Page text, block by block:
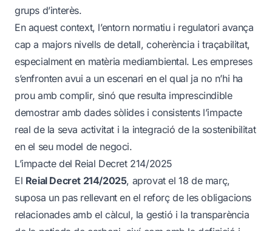
grups d’interès.
En aquest context, l’entorn normatiu i regulatori avança
cap a majors nivells de detall, coherència i traçabilitat,
especialment en matèria mediambiental. Les empreses
s’enfronten avui a un escenari en el qual ja no n’hi ha
prou amb complir, sinó que resulta imprescindible
demostrar amb dades sòlides i consistents l’impacte
real de la seva activitat i la integració de la sostenibilitat
en el seu model de negoci.
L’impacte del Reial Decret 214/2025
El Reial Decret 214/2025, aprovat el 18 de març,
suposa un pas rellevant en el reforç de les obligacions
relacionades amb el càlcul, la gestió i la transparència